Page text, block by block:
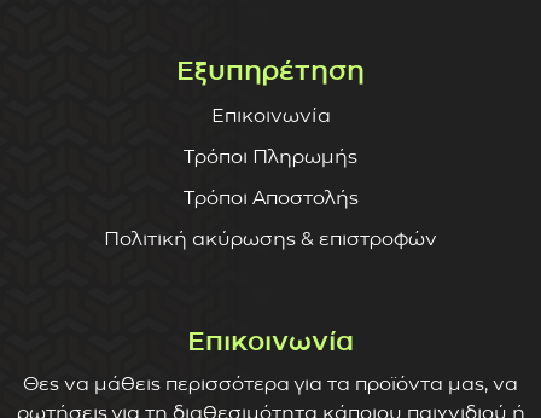
Εξυπηρέτηση
Επικοινωνία
Τρόποι Πληρωμής
Τρόποι Αποστολής
Πολιτική ακύρωσης & επιστροφών
Επικοινωνία
Θες να μάθεις περισσότερα για τα προϊόντα μας, να
ρωτήσεις για τη διαθεσιμότητα κάποιου παιχνιδιού ή